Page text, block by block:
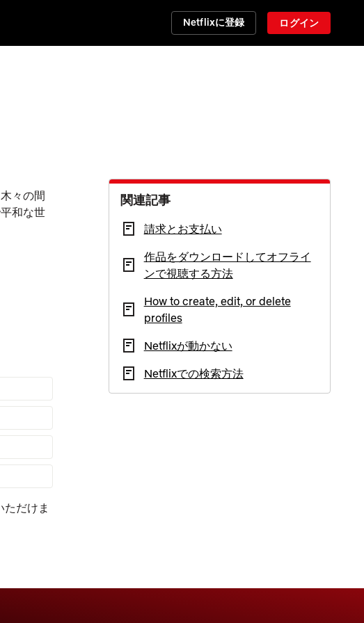
Netflixに登録 ログイン
々の間
和な世
ただけま
関連記事
請求とお支払い
作品をダウンロードしてオフライ
ンで視聴する方法
How to create, edit, or delete
profiles
Netflixが動かない
Netflixでの検索方法